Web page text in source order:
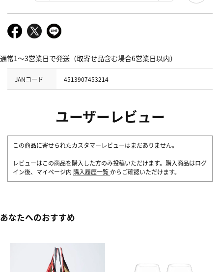
通常1～3営業日で発送（取寄せ品含む場合6営業日以内）
JANコード 4513907453214
ユーザーレビュー
この商品に寄せられたカスタマーレビューはまだありません。
レビューはこの商品を購入した方のみ投稿いただけます。購入商品はログ
イン後、マイページ内 購入履歴一覧 からご確認いただけます。
あなたへのおすすめ